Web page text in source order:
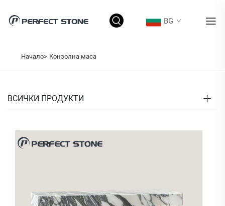
BG
Начало> Конзолна маса
ВСИЧКИ ПРОДУКТИ